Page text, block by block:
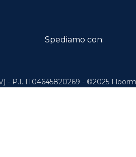
Spediamo con:
- P.I. IT04645820269 - ©2025